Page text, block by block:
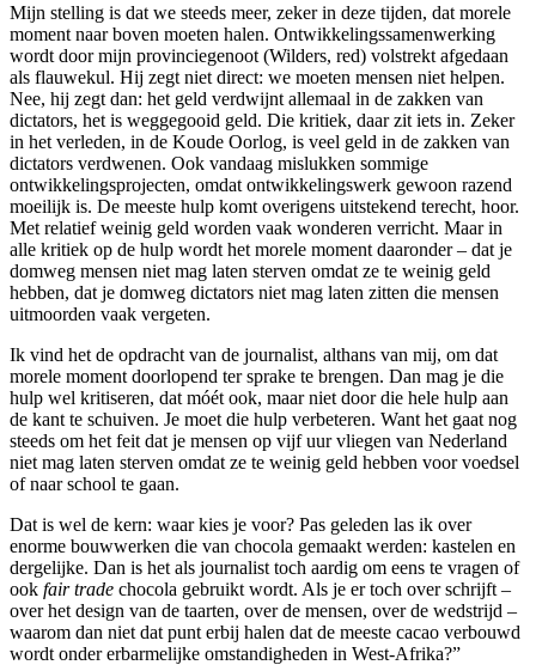
Mijn stelling is dat we steeds meer, zeker in deze tijden, dat morele
moment naar boven moeten halen. Ontwikkelingssamenwerking
wordt door mijn provinciegenoot (Wilders, red) volstrekt afgedaan
als flauwekul. Hij zegt niet direct: we moeten mensen niet helpen.
Nee, hij zegt dan: het geld verdwijnt allemaal in de zakken van
dictators, het is weggegooid geld. Die kritiek, daar zit iets in. Zeker
in het verleden, in de Koude Oorlog, is veel geld in de zakken van
dictators verdwenen. Ook vandaag mislukken sommige
ontwikkelingsprojecten, omdat ontwikkelingswerk gewoon razend
moeilijk is. De meeste hulp komt overigens uitstekend terecht, hoor.
Met relatief weinig geld worden vaak wonderen verricht. Maar in
alle kritiek op de hulp wordt het morele moment daaronder – dat je
domweg mensen niet mag laten sterven omdat ze te weinig geld
hebben, dat je domweg dictators niet mag laten zitten die mensen
uitmoorden vaak vergeten.
Ik vind het de opdracht van de journalist, althans van mij, om dat
morele moment doorlopend ter sprake te brengen. Dan mag je die
hulp wel kritiseren, dat móét ook, maar niet door die hele hulp aan
de kant te schuiven. Je moet die hulp verbeteren. Want het gaat nog
steeds om het feit dat je mensen op vijf uur vliegen van Nederland
niet mag laten sterven omdat ze te weinig geld hebben voor voedsel
of naar school te gaan.
Dat is wel de kern: waar kies je voor? Pas geleden las ik over
enorme bouwwerken die van chocola gemaakt werden: kastelen en
dergelijke. Dan is het als journalist toch aardig om eens te vragen of
ook fair trade chocola gebruikt wordt. Als je er toch over schrijft –
over het design van de taarten, over de mensen, over de wedstrijd –
waarom dan niet dat punt erbij halen dat de meeste cacao verbouwd
wordt onder erbarmelijke omstandigheden in West-Afrika?”